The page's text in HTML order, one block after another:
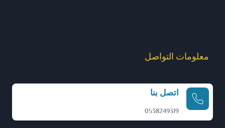
معلومات التواصل
اتصل بنا
0538249319